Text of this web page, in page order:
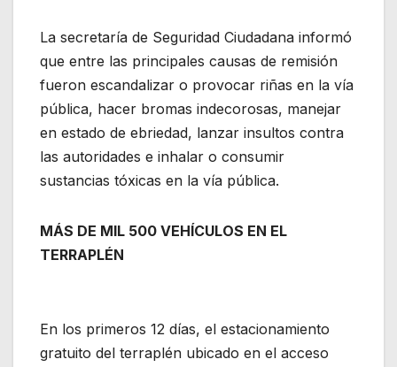
La secretaría de Seguridad Ciudadana informó
que entre las principales causas de remisión
fueron escandalizar o provocar riñas en la vía
pública, hacer bromas indecorosas, manejar
en estado de ebriedad, lanzar insultos contra
las autoridades e inhalar o consumir
sustancias tóxicas en la vía pública.
MÁS DE MIL 500 VEHÍCULOS EN EL
TERRAPLÉN
En los primeros 12 días, el estacionamiento
gratuito del terraplén ubicado en el acceso